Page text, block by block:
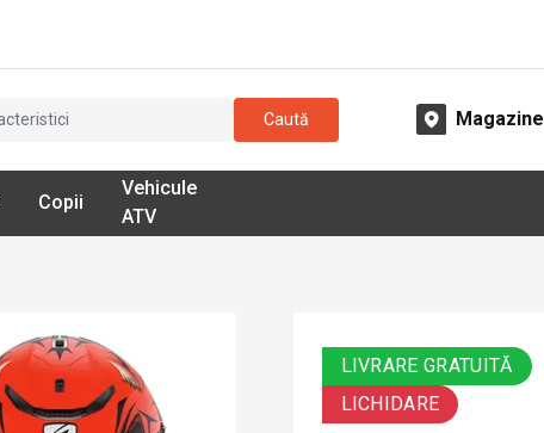
Caută Magazine
Copii
Vehicule
ATV
LIVRARE GRATUITĂ
LICHIDARE